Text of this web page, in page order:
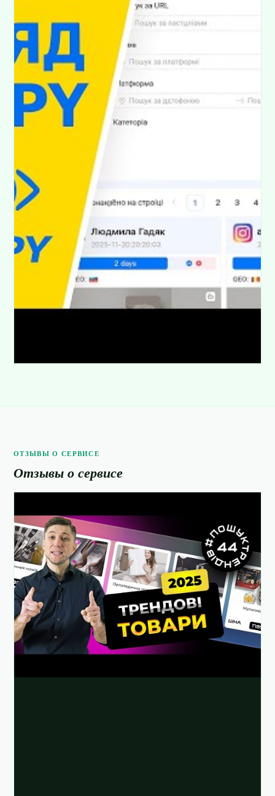
ОТЗЫВЫ О СЕРВИСЕ
Отзывы о сервисе